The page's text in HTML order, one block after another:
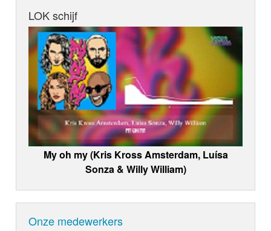
LOK schijf
My oh my (Kris Kross Amsterdam, Luísa
Sonza & Willy William)
Onze medewerkers